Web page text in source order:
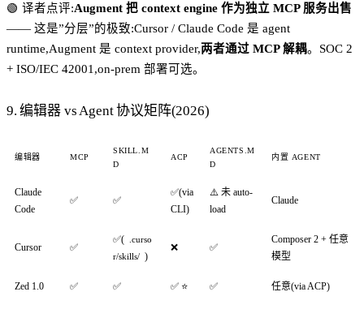
🟢 译者点评:Augment 把 context engine 作为独立 MCP 服务出售
—— 这是”分层”的极致:Cursor / Claude Code 是 agent
runtime,Augment 是 context provider,两者通过 MCP 解耦。SOC 2
+ ISO/IEC 42001,on-prem 部署可选。
9. 编辑器 vs Agent 协议矩阵(2026)
编辑器 MCP
SKILL.M
D
ACP
AGENTS.M
D
内置 AGENT
Claude
Code
✅ ✅
✅(via
CLI)
⚠️ 未 auto-
load
Claude
Cursor ✅
✅(
.curso
r/skills/ )
❌ ✅
Composer 2 + 任意
模型
Zed 1.0 ✅ ✅ ✅ ⭐ ✅ 任意(via ACP)